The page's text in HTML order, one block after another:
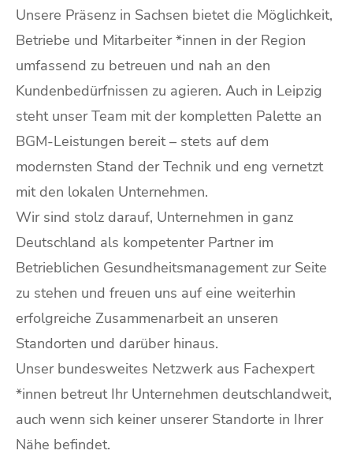
Unsere Präsenz in Sachsen bietet die Möglichkeit,
Betriebe und Mitarbeiter *innen in der Region
umfassend zu betreuen und nah an den
Kundenbedürfnissen zu agieren. Auch in Leipzig
steht unser Team mit der kompletten Palette an
BGM-Leistungen bereit – stets auf dem
modernsten Stand der Technik und eng vernetzt
mit den lokalen Unternehmen.
Wir sind stolz darauf, Unternehmen in ganz
Deutschland als kompetenter Partner im
Betrieblichen Gesundheitsmanagement zur Seite
zu stehen und freuen uns auf eine weiterhin
erfolgreiche Zusammenarbeit an unseren
Standorten und darüber hinaus.
Unser bundesweites Netzwerk aus Fachexpert
*innen betreut Ihr Unternehmen deutschlandweit,
auch wenn sich keiner unserer Standorte in Ihrer
Nähe befindet.